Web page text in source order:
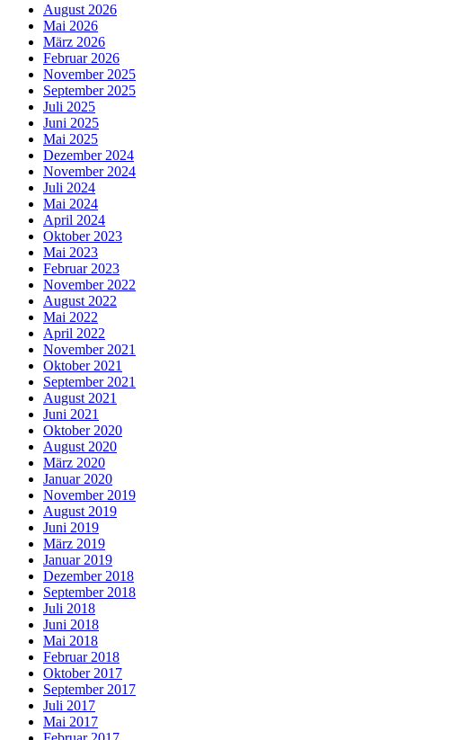
August 2026
Mai 2026
März 2026
Februar 2026
November 2025
September 2025
Juli 2025
Juni 2025
Mai 2025
Dezember 2024
November 2024
Juli 2024
Mai 2024
April 2024
Oktober 2023
Mai 2023
Februar 2023
November 2022
August 2022
Mai 2022
April 2022
November 2021
Oktober 2021
September 2021
August 2021
Juni 2021
Oktober 2020
August 2020
März 2020
Januar 2020
November 2019
August 2019
Juni 2019
März 2019
Januar 2019
Dezember 2018
September 2018
Juli 2018
Juni 2018
Mai 2018
Februar 2018
Oktober 2017
September 2017
Juli 2017
Mai 2017